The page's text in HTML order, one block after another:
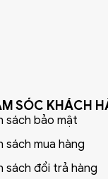
SÓC KHÁCH
sách bảo mật
sách mua hàng
sách đổi trả hàng